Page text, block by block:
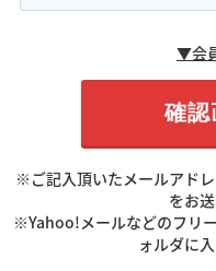
▼会
※ご記入頂いたメールアド
をお
※Yahoo!メールなどのフリ
ォルダに